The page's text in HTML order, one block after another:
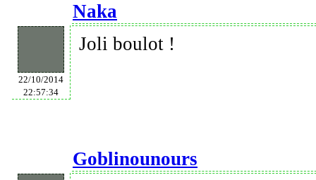
Naka
22/10/2014
22:57:34
Joli boulot !
Goblinounours